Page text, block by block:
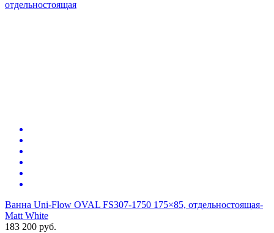
Ванна Uni-Flow OVAL FS307-1750 175×85, отдельностоящая-
Matt White
183 200 руб.